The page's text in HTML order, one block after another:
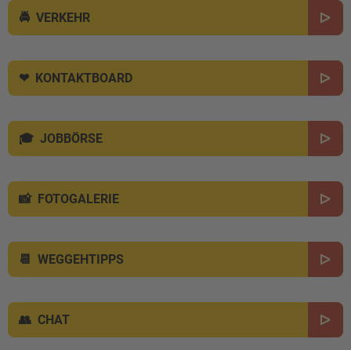
VERKEHR
KONTAKTBOARD
JOBBÖRSE
FOTOGALERIE
WEGGEHTIPPS
CHAT